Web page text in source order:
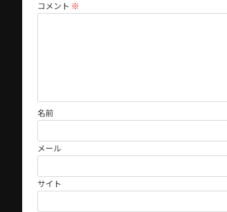
コメント ※
名前
メール
サイト